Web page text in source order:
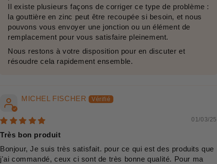
Il existe plusieurs façons de corriger ce type de problème :
la gouttière en zinc peut être recoupée si besoin, et nous
pouvons vous envoyer une jonction ou un élément de
remplacement pour vous satisfaire pleinement.
Nous restons à votre disposition pour en discuter et
résoudre cela rapidement ensemble.
MICHEL FISCHER
01/03/25
Très bon produit
Bonjour, Je suis très satisfait. pour ce qui est des produits que
j'ai commandé, ceux ci sont de très bonne qualité. Pour ma